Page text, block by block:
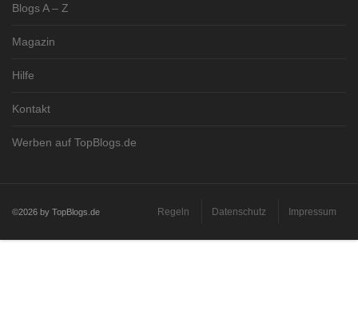
Blogs A – Z
Magazin
Hilfe
Kontakt
Werben auf TopBlogs.de
©2026 by TopBlogs.de Regeln Datenschutz Impressum